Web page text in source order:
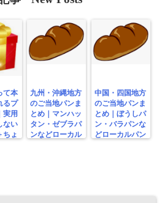
て本
るプ
実用
ない
ちょ
九州・沖縄地方
のご当地パンま
とめ｜マンハッ
タン・ゼブラパ
ンなどローカル
中国・四国地方
のご当地パンま
とめ｜ぼうしパ
ン・バラパンな
どローカルパン